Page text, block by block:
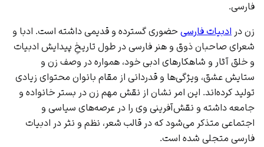
فارسی.
زن در ادبیات فارسی حضوری گسترده و قدیمی داشته است. ادبا و
شعرای صاحبان ذوق و هنر فارسی در طول تاریخِ پیدایش ادبیات
و خلق آثار و شاهکارهای ادبی خود، همواره در وصف زن و
ستایش عشق، ویژگی‌ها و قدردانی از مقام بانوان محتوای زیادی
تولید کرده‌اند. این امر نشان از نقش مهم زن در بستر خانواده و
جامعه داشته و نقش‌آفرینی وی را در عرصه‌های سیاسی و
اجتماعی متذکر می‌شود که در قالب شعر، نظم و نثر در ادبیات
فارسی متجلی شده است.